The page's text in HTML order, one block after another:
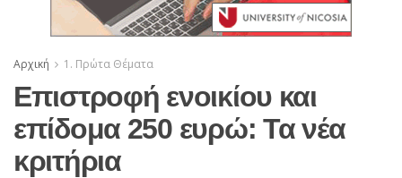
Αρχική 1. Πρώτα Θέματα
Επιστροφή ενοικίου και
επίδομα 250 ευρώ: Τα νέα
κριτήρια